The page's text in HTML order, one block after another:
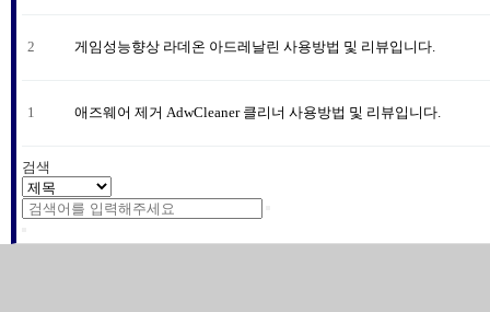
2 게임성능향상 라데온 아드레날린 사용방법 및 리뷰입니다.
1 애즈웨어 제거 AdwCleaner 클리너 사용방법 및 리뷰입니다.
검색